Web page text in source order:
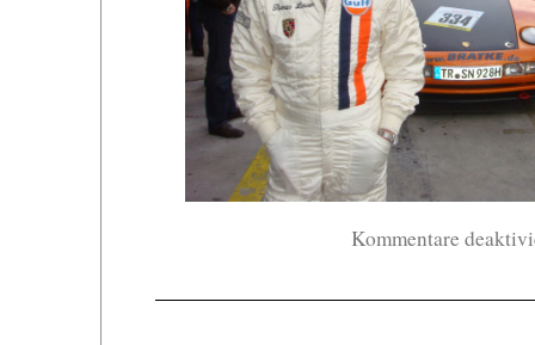
Kommentare